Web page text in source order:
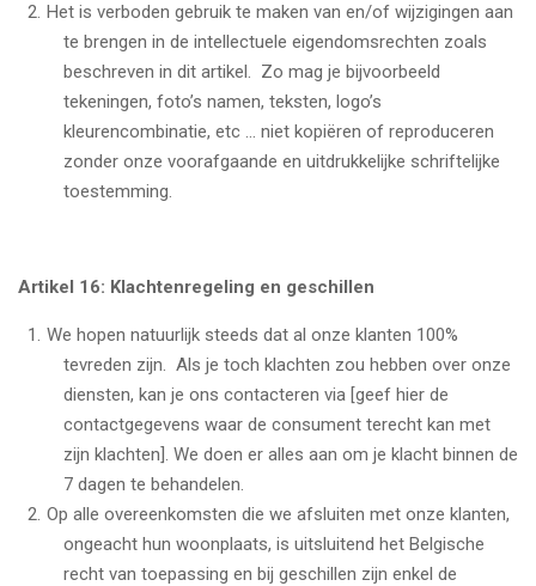
Het is verboden gebruik te maken van en/of wijzigingen aan
te brengen in de intellectuele eigendomsrechten zoals
beschreven in dit artikel. Zo mag je bijvoorbeeld
tekeningen, foto’s namen, teksten, logo’s
kleurencombinatie, etc … niet kopiëren of reproduceren
zonder onze voorafgaande en uitdrukkelijke schriftelijke
toestemming.
Artikel 16: Klachtenregeling en geschillen
We hopen natuurlijk steeds dat al onze klanten 100%
tevreden zijn. Als je toch klachten zou hebben over onze
diensten, kan je ons contacteren via [geef hier de
contactgegevens waar de consument terecht kan met
zijn klachten]. We doen er alles aan om je klacht binnen de
7 dagen te behandelen.
Op alle overeenkomsten die we afsluiten met onze klanten,
ongeacht hun woonplaats, is uitsluitend het Belgische
recht van toepassing en bij geschillen zijn enkel de